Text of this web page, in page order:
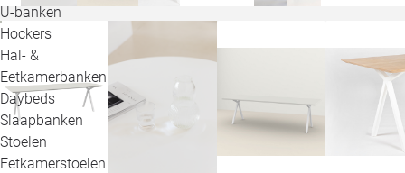
U-banken
Hockers
Hal- &
Eetkamerbanken
Daybeds
Slaapbanken
Stoelen
Eetkamerstoelen